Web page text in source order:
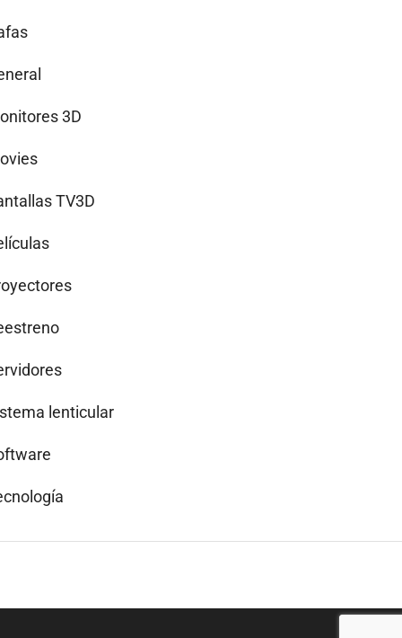
3D
TV3D
lenticular